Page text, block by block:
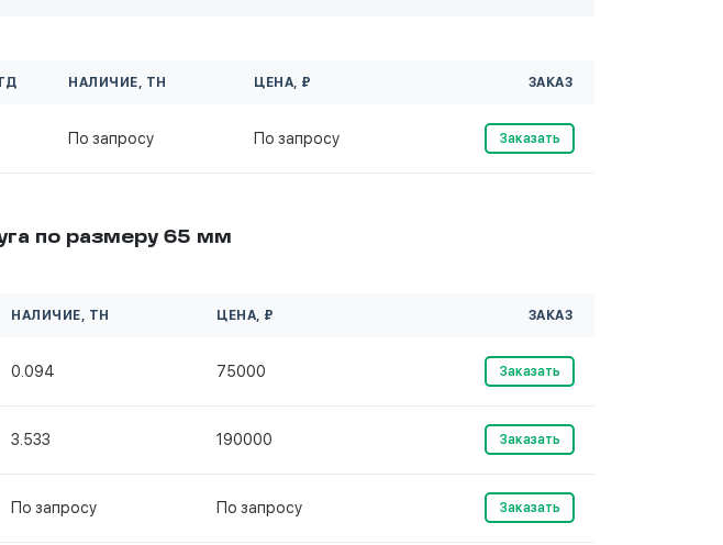
НАЛИЧИЕ, ТН ЦЕНА, ₽ ЗАКАЗ
По запросу По запросу Заказать
по размеру 65 мм
НАЛИЧИЕ, ТН ЦЕНА, ₽ ЗАКАЗ
0.094 75000 Заказать
3.533 190000 Заказать
По запросу По запросу Заказать